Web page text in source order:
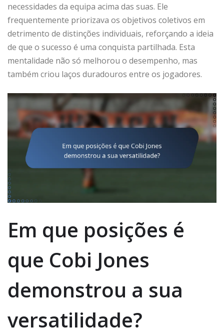
necessidades da equipa acima das suas. Ele
frequentemente priorizava os objetivos coletivos em
detrimento de distinções individuais, reforçando a ideia
de que o sucesso é uma conquista partilhada. Esta
mentalidade não só melhorou o desempenho, mas
também criou laços duradouros entre os jogadores.
Em que posições é
que Cobi Jones
demonstrou a sua
versatilidade?